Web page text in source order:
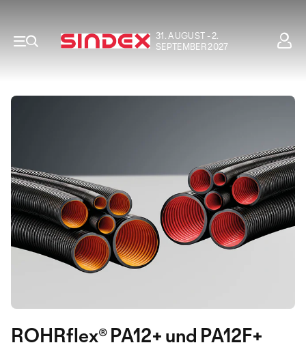
31. AUGUST - 2.
SEPTEMBER 2027
ROHRflex® PA12+ und PA12F+